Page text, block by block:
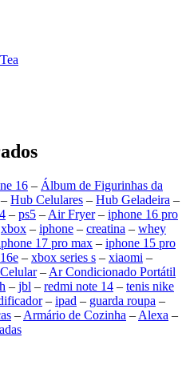
16 – Álbum de Figurinhas da
– Hub Celulares – Hub Geladeira –
– ps5 – Air Fryer– iphone 16 pro
xbox – iphone – creatina – whey
17 pro max – iphone 15 pro
– xbox series s – xiaomi –
Celular– Ar Condicionado Portátil
– jbl – redmi note 14 – tenis nike
– ipad – guarda roupa –
– Armário de Cozinha – Alexa –